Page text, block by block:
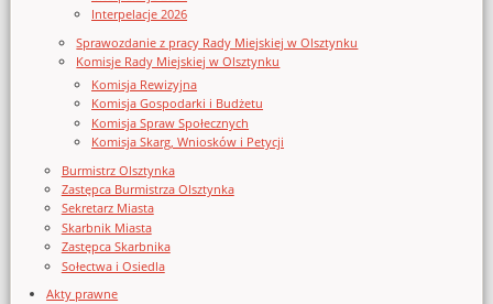
Interpelacje 2026
Sprawozdanie z pracy Rady Miejskiej w Olsztynku
Komisje Rady Miejskiej w Olsztynku
Komisja Rewizyjna
Komisja Gospodarki i Budżetu
Komisja Spraw Społecznych
Komisja Skarg, Wniosków i Petycji
Burmistrz Olsztynka
Zastępca Burmistrza Olsztynka
Sekretarz Miasta
Skarbnik Miasta
Zastępca Skarbnika
Sołectwa i Osiedla
Akty prawne